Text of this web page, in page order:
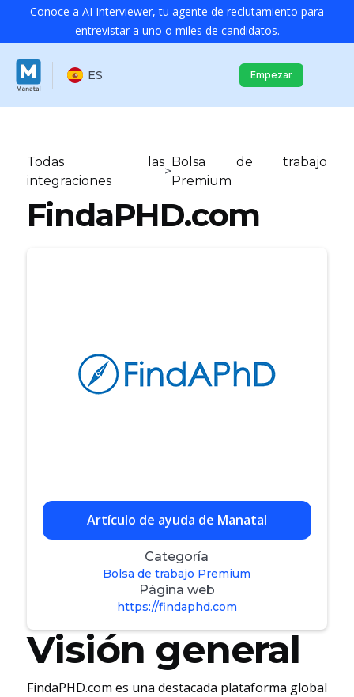
Conoce a AI Interviewer, tu agente de reclutamiento para
entrevistar a uno o miles de candidatos.
ES Empezar
Todas las
integraciones
>
Bolsa de trabajo
Premium
FindaPHD.com
Artículo de ayuda de Manatal
Categoría
Bolsa de trabajo Premium
Página web
https://findaphd.com
Visión general
FindaPHD.com es una destacada plataforma global